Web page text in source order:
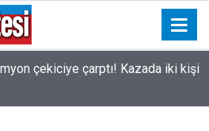
çekiciye çarptı! Kazada iki kişi